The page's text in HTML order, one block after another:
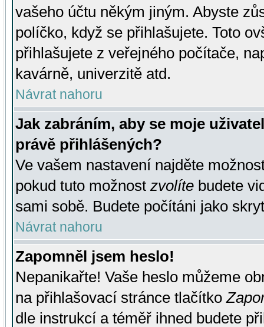
vašeho účtu někým jiným. Abyste
políčko, když se přihlašujete. Toto
přihlašujete z veřejného počítače,
kavárně, univerzitě atd.
Návrat nahoru
Jak zabráním, aby se moje
právě přihlášených?
Ve vašem nastavení najděte
pokud tuto možnost zvolíte budete
sami sobě. Budete počítáni jako
Návrat nahoru
Zapomněl jsem heslo!
Nepanikařte! Vaše heslo můžeme
na přihlašovací stránce tlačítko
dle instrukcí a téměř ihned budete